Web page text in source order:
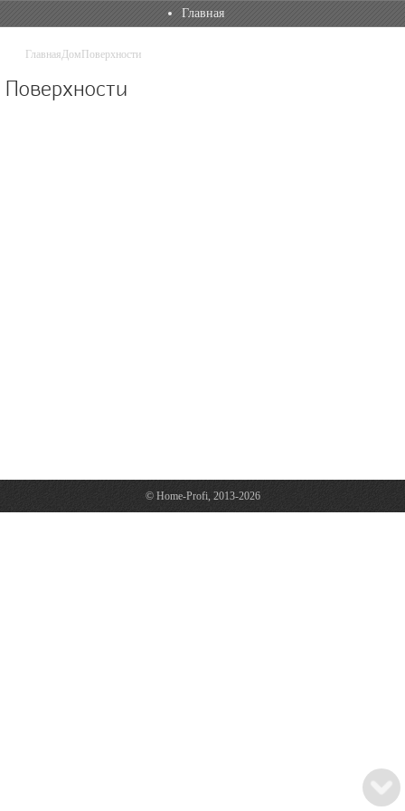
Главная
ГлавнаяДом Поверхности
Поверхности
© Home-Profi, 2013-2026